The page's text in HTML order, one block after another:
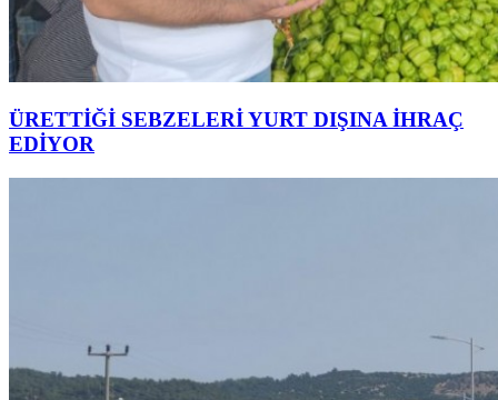
ÜRETTİĞİ SEBZELERİ YURT DIŞINA İHRAÇ
EDİYOR